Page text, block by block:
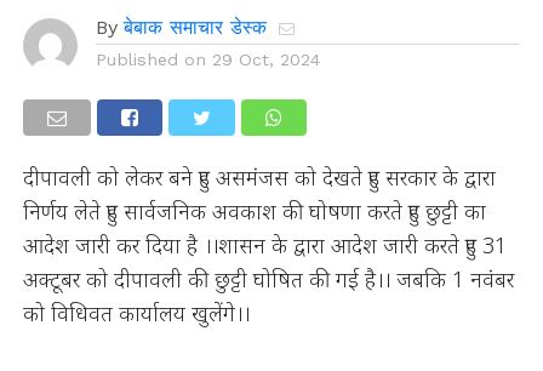
By बेबाक समाचार डेस्क
Published on 29 Oct, 2024
दीपावली को लेकर बने हुए असमंजस को देखते हुए सरकार के द्वारा
निर्णय लेते हुए सार्वजनिक अवकाश की घोषणा करते हुए छुट्टी का
आदेश जारी कर दिया है ।।शासन के द्वारा आदेश जारी करते हुए 31
अक्टूबर को दीपावली की छुट्टी घोषित की गई है।। जबकि 1 नवंबर
को विधिवत कार्यालय खुलेंगे।।